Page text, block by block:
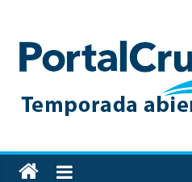
content
Toda